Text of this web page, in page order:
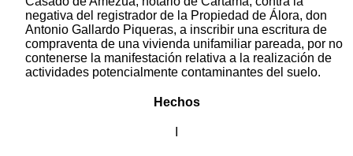
negativa del registrador de la Propiedad de Álora, don
Antonio Gallardo Piqueras, a inscribir una escritura de
compraventa de una vivienda unifamiliar pareada, por no
contenerse la manifestación relativa a la realización de
actividades potencialmente contaminantes del suelo.
Hechos